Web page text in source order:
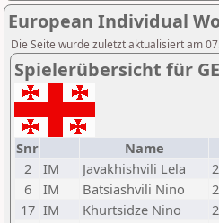
European Individual
Die Seite wurde zuletzt aktualisiert am
Spielerübersicht für
Snr Name
2
IM Javakhishvili Lela
6
IM Batsiashvili Nino
17 IM Khurtsidze Nino